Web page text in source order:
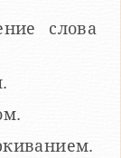
слова